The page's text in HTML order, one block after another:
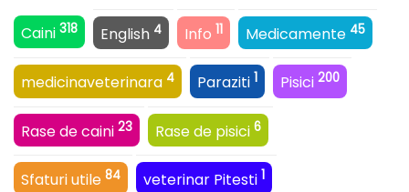
Caini 318 English 4 Info 11 Medicamente 45
medicinaveterinara 4 Paraziti 1 Pisici 200
Rase de caini 23 Rase de pisici 6
Sfaturi utile 84 veterinar Pitesti 1